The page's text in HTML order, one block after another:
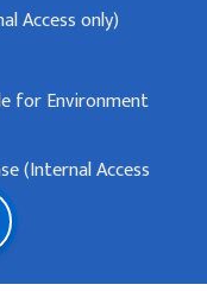
Access only)
for Environment
(Internal Access